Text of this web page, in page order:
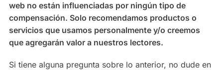
web no están influenciadas por ningún tipo de
compensación. Solo recomendamos productos o
servicios que usamos personalmente y/o creemos
que agregarán valor a nuestros lectores.
Si tiene alguna pregunta sobre lo anterior, no dude en